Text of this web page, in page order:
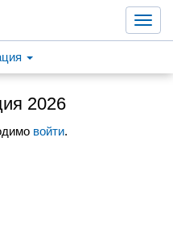
2026
войти.